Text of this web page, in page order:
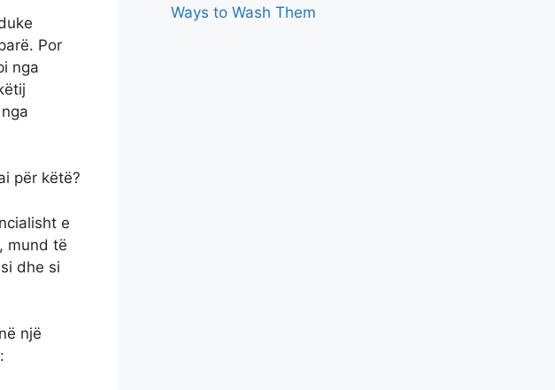
Por
nga
për këtë?
e
mund të
dhe si
një
Ways to Wash Them